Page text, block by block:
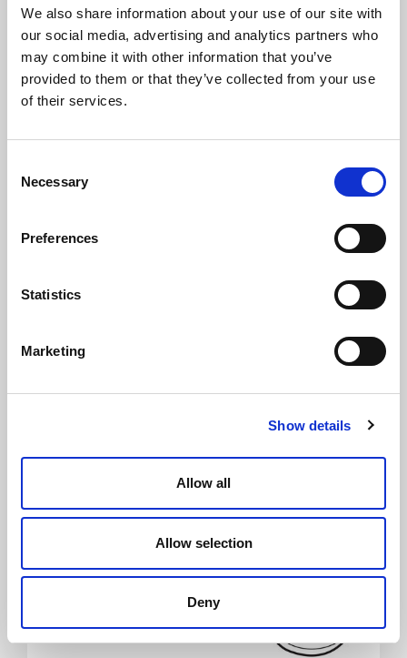
We also share information about your use of our site with
our social media, advertising and analytics partners who
may combine it with other information that you’ve
provided to them or that they’ve collected from your use
of their services.
Selection
Necessary
Preferences
Statistics
Marketing
Show details
Allow all
Allow selection
Deny